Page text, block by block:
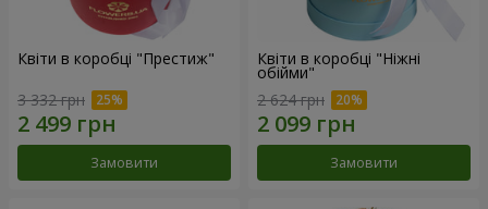
Квіти в коробці "Престиж"
3 332 грн
Замовити
Квіти в коробці "Ніжні
обійми"
2 624 грн
Замовити